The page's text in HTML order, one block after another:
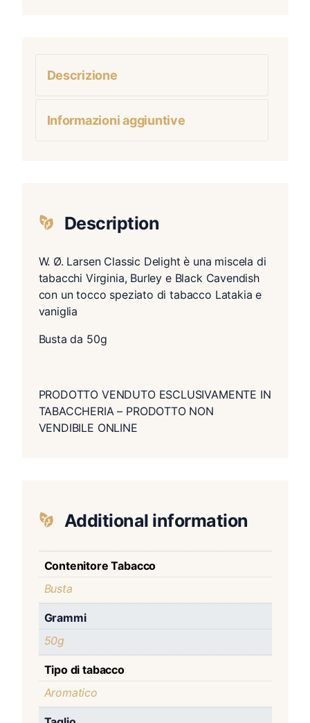
Descrizione
Informazioni aggiuntive
Description
W. Ø. Larsen Classic Delight è una miscela di
tabacchi Virginia, Burley e Black Cavendish
con un tocco speziato di tabacco Latakia e
vaniglia
Busta da 50g
PRODOTTO VENDUTO ESCLUSIVAMENTE IN
TABACCHERIA – PRODOTTO NON
VENDIBILE ONLINE
Additional information
Contenitore Tabacco
Busta
Grammi
50g
Tipo di tabacco
Aromatico